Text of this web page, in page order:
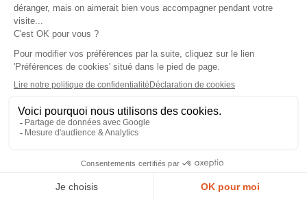
Parmi les petits SUV bon marché qui aspirent à rivaliser
avec le Dacia Duster occasion figurent d'autres SUV de
sa catégorie, tels que leFIAT 500X occasion, le
Renegade occasion, leRenault Captur occasion
leSsangyong Tivoli occasion.
Vous pourriez aussi aimer nosDacia Logan occasion
Le design de Dacia Duster occasion
Le design du Dacia Duster occasion n'a pas pour but
d'en faire une œuvre d'art : les designers de la marque